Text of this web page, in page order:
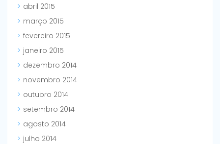
abril 2015
março 2015
fevereiro 2015
janeiro 2015
dezembro 2014
novembro 2014
outubro 2014
setembro 2014
agosto 2014
julho 2014